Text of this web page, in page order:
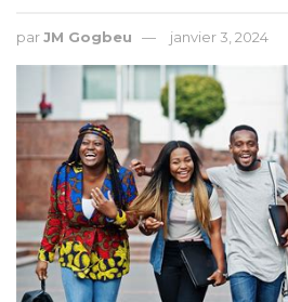
parJM Gogbeu janvier 3, 2024